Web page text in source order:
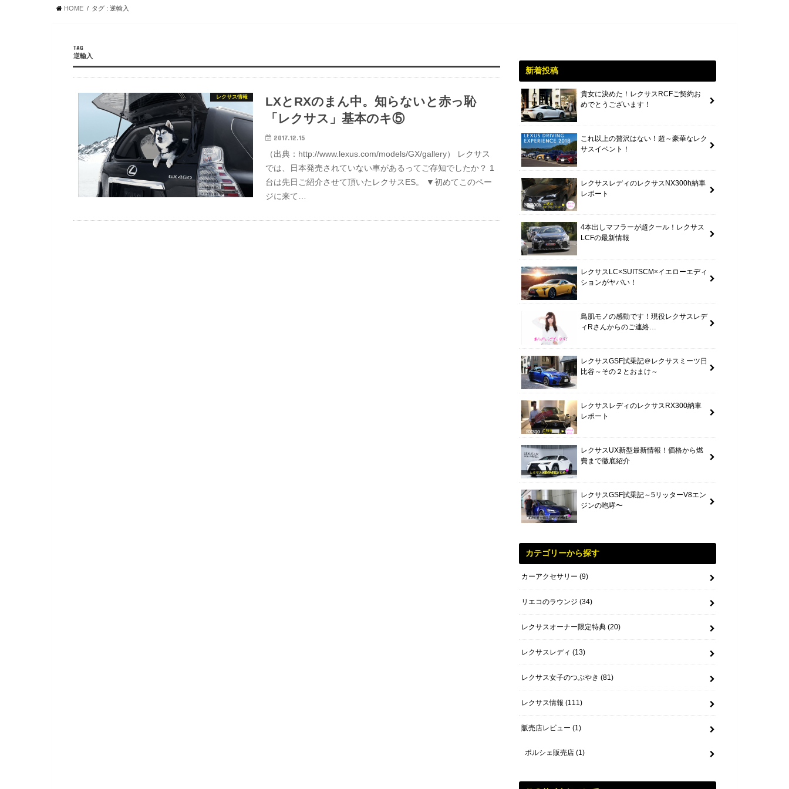
HOME タグ : 逆輸入
TAG
逆輸入
レクサス情報
LXとRXのまん中。知らないと赤っ恥
「レクサス」基本のキ⑤
2017.12.15
（出典：http://www.lexus.com/models/GX/gallery） レクサス
では、日本発売されていない車があるってご存知でしたか？ 1
台は先日ご紹介させて頂いたレクサスES。 ▼初めてこのペー
ジに来て…
新着投稿
貴女に決めた！レクサスRCFご契約お
めでとうございます！
これ以上の贅沢はない！超～豪華なレク
サスイベント！
レクサスレディのレクサスNX300h納車
レポート
4本出しマフラーが超クール！レクサス
LCFの最新情報
レクサスLC×SUITSCM×イエローエディ
ションがヤバい！
鳥肌モノの感動です！現役レクサスレデ
ィRさんからのご連絡…
レクサスGSF試乗記＠レクサスミーツ日
比谷～その２とおまけ～
レクサスレディのレクサスRX300納車
レポート
レクサスUX新型最新情報！価格から燃
費まで徹底紹介
レクサスGSF試乗記～5リッターV8エン
ジンの咆哮〜
カテゴリーから探す
カーアクセサリー (9)
リエコのラウンジ (34)
レクサスオーナー限定特典 (20)
レクサスレディ (13)
レクサス女子のつぶやき (81)
レクサス情報 (111)
販売店レビュー (1)
ポルシェ販売店 (1)